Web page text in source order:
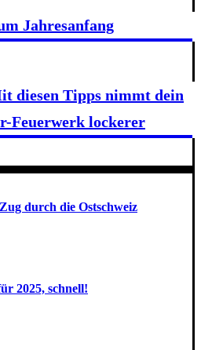
Jahresanfang
diesen Tipps nimmt dein
Feuerwerk lockerer
durch die Ostschweiz
2025, schnell!